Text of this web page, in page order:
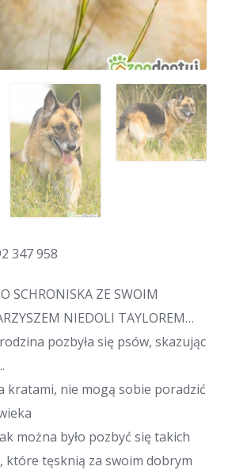
347 958
SCHRONISKA ZE SWOIM
NIEDOLI TAYLOREM…
pozbyła się psów, skazując
kratami, nie mogą sobie poradzić
można było pozbyć się takich
które tęsknią za swoim dobrym